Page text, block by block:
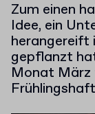
Zum einen
Idee, ein
herangereift
gepflanzt
Monat März